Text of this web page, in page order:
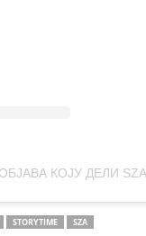
ОБЈАВА КОЈУ ДЕЛИ SZA
STORYTIME SZA